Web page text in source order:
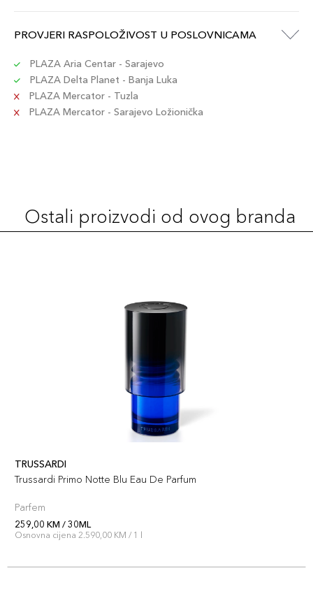
PROVJERI RASPOLOŽIVOST U POSLOVNICAMA
PLAZA Aria Centar - Sarajevo
PLAZA Delta Planet - Banja Luka
PLAZA Mercator - Tuzla
PLAZA Mercator - Sarajevo Ložionička
Ostali proizvodi od ovog branda
TRUSSARDI
Trussardi Primo Notte Blu Eau De Parfum
Parfem
259,00 KM / 30ML
Osnovna cijena 2.590,00 KM / 1 l